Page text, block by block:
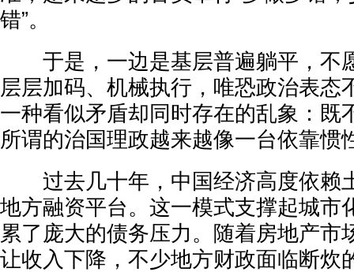
错”。
于是，一边是基层普遍躺平，不
层层加码、机械执行，唯恐政治表态
一种看似矛盾却同时存在的乱象：既
所谓的治国理政越来越像一台依靠惯
过去几十年，中国经济高度依赖
地方融资平台。这一模式支撑起城市
累了庞大的债务压力。随着房地产市
让收入下降，不少地方财政面临断炊